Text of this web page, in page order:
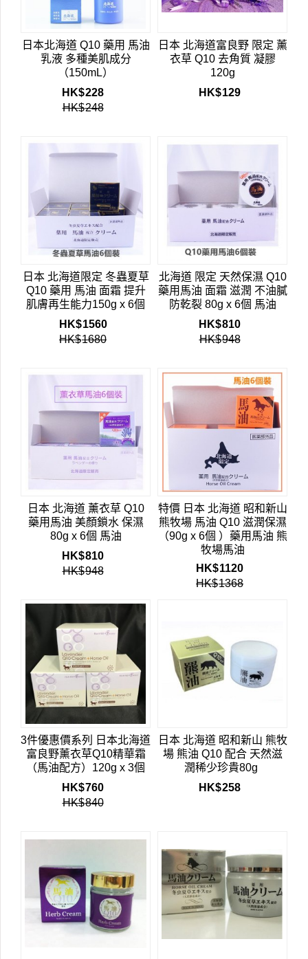
日本北海道 Q10 藥用 馬油
乳液 多種美肌成分
（150mL）
HK$228
HK$248
日本 北海道富良野 限定 薰
衣草 Q10 去角質 凝膠
120g
HK$129
日本 北海道限定 冬蟲夏草
Q10 藥用 馬油 面霜 提升
肌膚再生能力150g x 6個
HK$1560
HK$1680
北海道 限定 天然保濕 Q10
藥用馬油 面霜 滋潤 不油膩
防乾裂 80g x 6個 馬油
HK$810
HK$948
日本 北海道 薰衣草 Q10
藥用馬油 美顏鎖水 保濕
80g x 6個 馬油
HK$810
HK$948
特價 日本 北海道 昭和新山
熊牧場 馬油 Q10 滋潤保濕
（90g x 6個 ）藥用馬油 熊
牧場馬油
HK$1120
HK$1368
3件優惠價系列 日本北海道
富良野薰衣草Q10精華霜
（馬油配方）120g x 3個
HK$760
HK$840
日本 北海道 昭和新山 熊牧
場 熊油 Q10 配合 天然滋
潤稀少珍貴80g
HK$258